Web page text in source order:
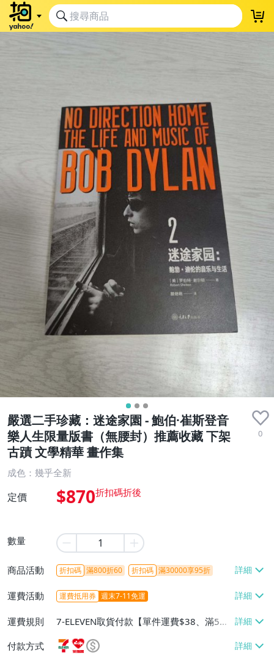
嚴選二手珍藏：迷途家園 - 鮑伯·崔斯登音
樂人生限量版書（無腰封）推薦收藏 下架
古蹟 文學精華 畫作集
0
成色：幾乎全新
定價 $870
數量
商品活動 折扣碼 滿800折60 折扣碼 滿30000享95折
運費活動 運費抵用券 週末7-11免運
運費規則
7-ELEVEN取貨付款【單件運費$38、滿5件
或消費滿$1299免運費】、7-ELEVEN取貨
不付款【免運費】、萊爾富取貨付款【單件
付款方式